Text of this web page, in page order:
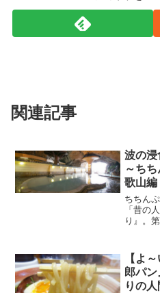
関連記事
波の浸
～ち
歌山編
ちちん
「昔の
り』。
『湯龍
という
【よ
郎パ
りの